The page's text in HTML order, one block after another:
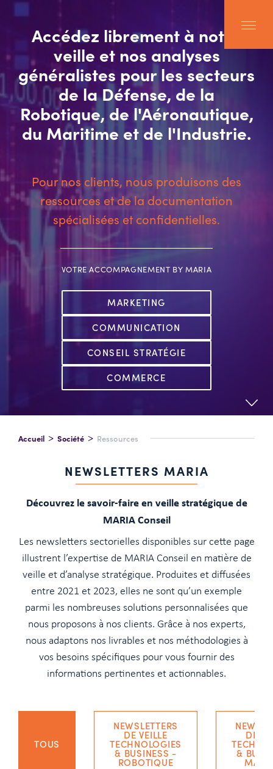
Accédez librement à notre
veille et nos analyses
généralistes pour les secteurs
de la Défense, de la
Robotique, de l'Aéronautique,
du Maritime et de l'Industrie.
Pour nos clients, nous produisons des
ressources et de la documentation
spécialisées et confidentielles.
VOTRE ACCOMPAGNEMENT BY MARIA
MARKETING
COMMUNICATION
CONSEIL STRATÉGIE
COMMERCE
Accueil Société Ressources
NEWSLETTERS MARIA
Découvrez le savoir-faire en veille stratégique de
MARIA Conseil
Les newsletters sectorielles disponibles sur cette page
illustrent l’expertise de MARIA Conseil en matière de
veille et d’analyse stratégique. Produites et diffusées
entre 2021 et 2023, elles ne sont qu’un exemple
parmi les nombreuses solutions personnalisées que
nous proposons à nos clients. Grâce à nos experts,
nous adaptons nos livrables et nos méthodologies à
vos besoins spécifiques pour vous fournir des
informations pertinentes et actionnables.
TOUS
NEWSLETTERS
DE VEILLE
TECHNOLOGIES
& BUSINESS -
ROBOTIQUE
DE
&